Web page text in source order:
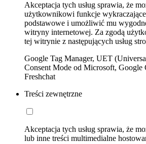
Akceptacja tych usług sprawia, że
użytkownikowi funkcje
podstawowe i umożliwić mu
witryny internetowej. Za zgodą
tej witrynie z następujących usług
Google Tag Manager, UET
Consent Mode od Microsoft, Google
Freshchat
Treści zewnętrzne
Akceptacja tych usług sprawia, że
lub inne treści multimedialne